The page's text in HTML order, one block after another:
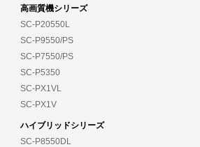
高画質機シリーズ
SC-P20550L
SC-P9550/PS
SC-P7550/PS
SC-P5350
SC-PX1VL
SC-PX1V
ハイブリッドシリーズ
SC-P8550DL